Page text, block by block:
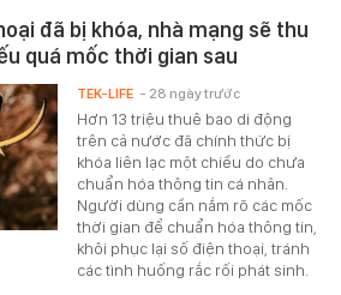
đã bị khóa, nhà mạng sẽ thu
quá mốc thời gian sau
Hơn 13 triệu thuê bao di động
trên cả nước đã chính thức bị
khóa liên lạc một chiều do chưa
chuẩn hóa thông tin cá nhân.
Người dùng cần nắm rõ các mốc
thời gian để chuẩn hóa thông tin,
khôi phục lại số điện thoại, tránh
các tình huống rắc rối phát sinh.
TEK-LIFE - 28 ngày trước